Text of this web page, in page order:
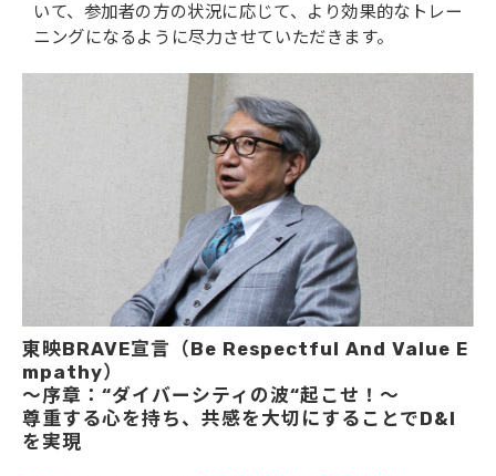
いて、参加者の方の状況に応じて、より効果的なトレー
ニングになるように尽力させていただきます。
東映BRAVE宣言（Be Respectful And Value E
mpathy）
～序章：“ダイバーシティの波“起こせ！～
尊重する心を持ち、共感を大切にすることでD&I
を実現